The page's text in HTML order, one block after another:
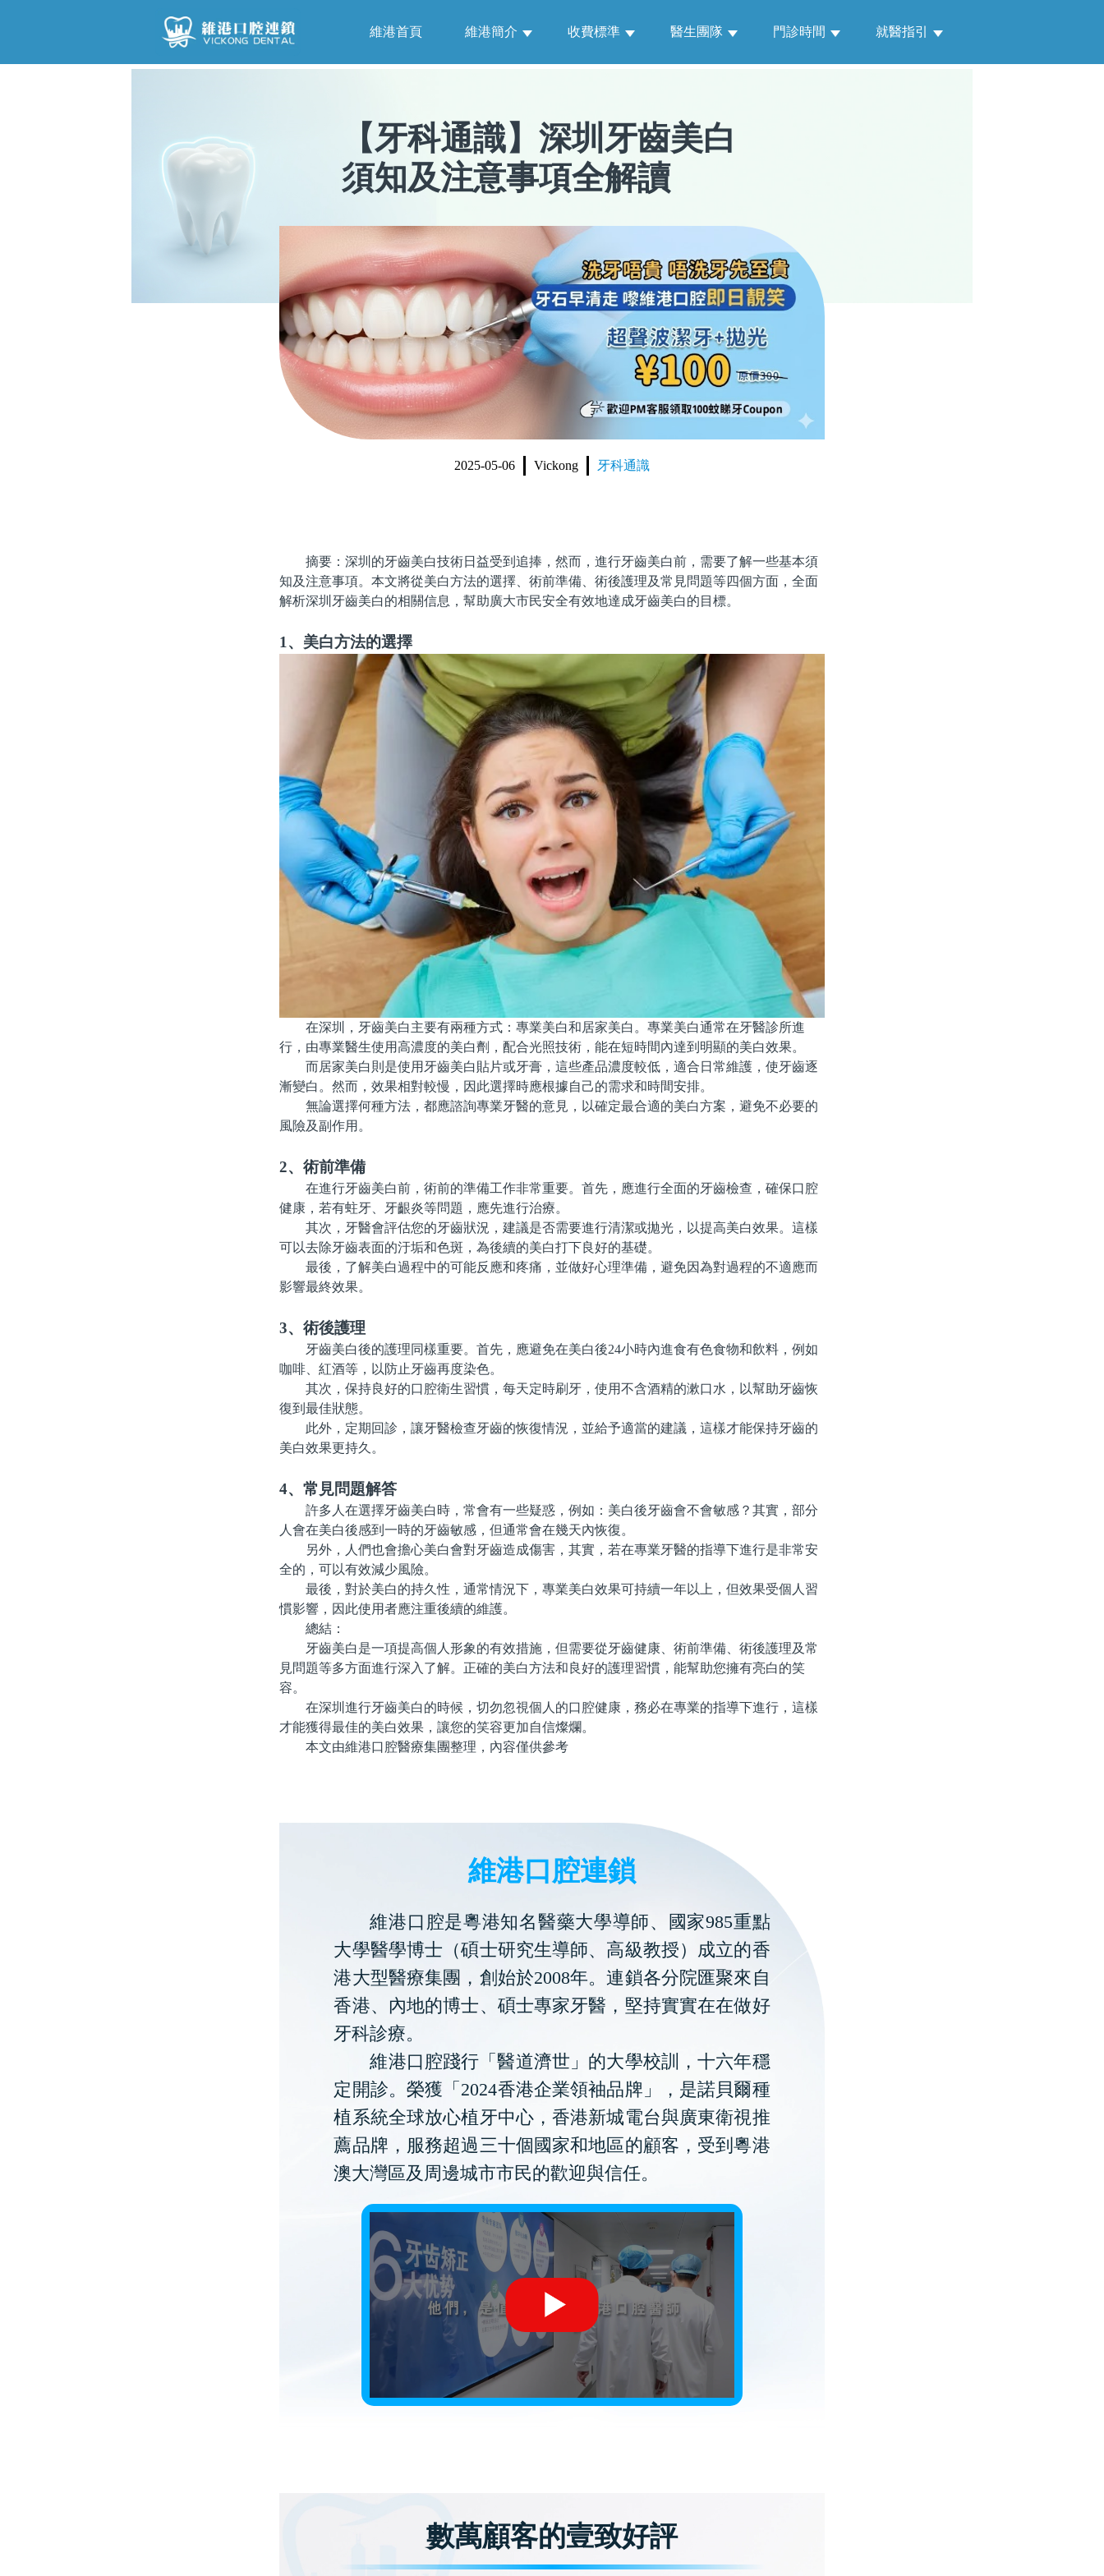
維港首頁 維港簡介 收費標準 醫生團隊 門診時間 就醫指引
【牙科通識】 深圳牙齒美白
須知及注意事項全解讀
2025-05-06 Vickong 牙科通識
摘要：深圳的牙齒美白技術日益受到追捧，然而，進行牙齒美白前，需要了解一些基本須
知及注意事項。本文將從美白方法的選擇、術前準備、術後護理及常見問題等四個方面，全面
解析深圳牙齒美白的相關信息，幫助廣大市民安全有效地達成牙齒美白的目標。
1、美白方法的選擇
在深圳，牙齒美白主要有兩種方式：專業美白和居家美白。專業美白通常在牙醫診所進
行，由專業醫生使用高濃度的美白劑，配合光照技術，能在短時間內達到明顯的美白效果。
而居家美白則是使用牙齒美白貼片或牙膏，這些產品濃度較低，適合日常維護，使牙齒逐
漸變白。然而，效果相對較慢，因此選擇時應根據自己的需求和時間安排。
無論選擇何種方法，都應諮詢專業牙醫的意見，以確定最合適的美白方案，避免不必要的
風險及副作用。
2、術前準備
在進行牙齒美白前，術前的準備工作非常重要。首先，應進行全面的牙齒檢查，確保口腔
健康，若有蛀牙、牙齦炎等問題，應先進行治療。
其次，牙醫會評估您的牙齒狀況，建議是否需要進行清潔或拋光，以提高美白效果。這樣
可以去除牙齒表面的汙垢和色斑，為後續的美白打下良好的基礎。
最後，了解美白過程中的可能反應和疼痛，並做好心理準備，避免因為對過程的不適應而
影響最終效果。
3、術後護理
牙齒美白後的護理同樣重要。首先，應避免在美白後24小時內進食有色食物和飲料，例如
咖啡、紅酒等，以防止牙齒再度染色。
其次，保持良好的口腔衛生習慣，每天定時刷牙，使用不含酒精的漱口水，以幫助牙齒恢
復到最佳狀態。
此外，定期回診，讓牙醫檢查牙齒的恢復情況，並給予適當的建議，這樣才能保持牙齒的
美白效果更持久。
4、常見問題解答
許多人在選擇牙齒美白時，常會有一些疑惑，例如：美白後牙齒會不會敏感？其實，部分
人會在美白後感到一時的牙齒敏感，但通常會在幾天內恢復。
另外，人們也會擔心美白會對牙齒造成傷害，其實，若在專業牙醫的指導下進行是非常安
全的，可以有效減少風險。
最後，對於美白的持久性，通常情況下，專業美白效果可持續一年以上，但效果受個人習
慣影響，因此使用者應注重後續的維護。
總結：
牙齒美白是一項提高個人形象的有效措施，但需要從牙齒健康、術前準備、術後護理及常
見問題等多方面進行深入了解。正確的美白方法和良好的護理習慣，能幫助您擁有亮白的笑
容。
在深圳進行牙齒美白的時候，切勿忽視個人的口腔健康，務必在專業的指導下進行，這樣
才能獲得最佳的美白效果，讓您的笑容更加自信燦爛。
本文由維港口腔醫療集團整理，內容僅供參考
維港口腔連鎖
維港口腔是粵港知名醫藥大學導師、國家985重點
大學醫學博士（碩士研究生導師、高級教授）成立的香
港大型醫療集團，創始於2008年。連鎖各分院匯聚來自
香港、內地的博士、碩士專家牙醫，堅持實實在在做好
牙科診療。
維港口腔踐行「醫道濟世」的大學校訓，十六年穩
定開診。榮獲「2024香港企業領袖品牌」，是諾貝爾種
植系統全球放心植牙中心，香港新城電台與廣東衛視推
薦品牌，服務超過三十個國家和地區的顧客，受到粵港
澳大灣區及周邊城市市民的歡迎與信任。
數萬顧客的壹致好評